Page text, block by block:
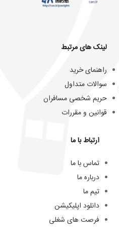
لینک های مرتبط
راهنمای خرید
سوالات متداول
حریم شخصی مسافران
قوانین و مقررات
ارتباط با ما
تماس با ما
درباره ما
تیم ما
دانلود اپلیکیشن
فرصت های شغلی